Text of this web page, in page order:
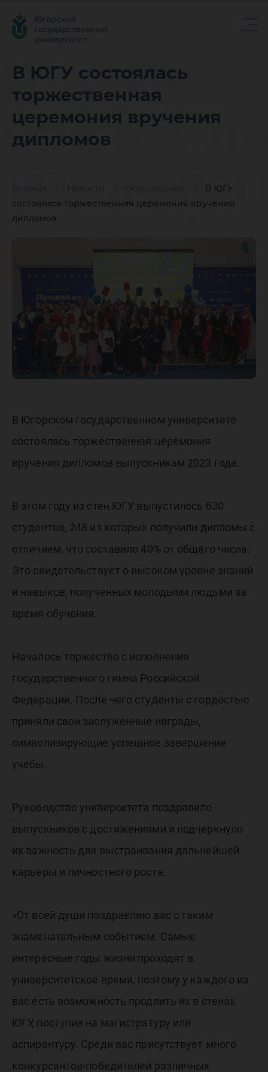
В ЮГУ состоялась
торжественная
церемония вручения
дипломов
В ЮГУ
состоялась торжественная церемония вручения
дипломов
В ЮГУ
В Югорском государственном университете
состоялась торжественная церемония
вручения дипломов выпускникам 2023 года.
В этом году из стен ЮГУ выпустилось 630
студентов, 248 из которых получили дипломы с
отличием, что составило 40% от общего числа.
Это свидетельствует о высоком уровне знаний
и навыков, полученных молодыми людьми за
время обучения.
Началось торжество с исполнения
государственного гимна Российской
Федерации. После чего студенты с гордостью
приняли свои заслуженные награды,
символизирующие успешное завершение
учебы.
Руководство университета поздравило
выпускников с достижениями и подчеркнуло
их важность для выстраивания дальнейшей
карьеры и личностного роста.
«От всей души поздравляю вас с таким
знаменательным событием. Самые
интересные годы жизни проходят в
университетское время, поэтому у каждого из
вас есть возможность продлить их в стенах
ЮГУ, поступив на магистратуру или
аспирантуру. Среди вас присутствует много
конкурсантов-победителей различных